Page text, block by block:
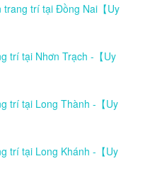
trí tại Đồng Nai【Uy
trí tại Nhơn Trạch -【Uy
trí tại Long Thành -【Uy
trí tại Long Khánh -【Uy